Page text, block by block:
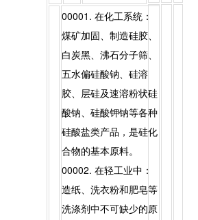
00001. 在化工系统：
煤矿加固、制造硅胶、
白炭黑、沸石分子筛、
五水偏硅酸钠、硅溶
胶、层硅及速溶粉状硅
酸钠、硅酸钾钠等各种
硅酸盐类产品，是硅化
合物的基本原料。
00002. 在轻工业中：
造纸、洗衣粉和肥皂等
洗涤剂中不可缺少的原